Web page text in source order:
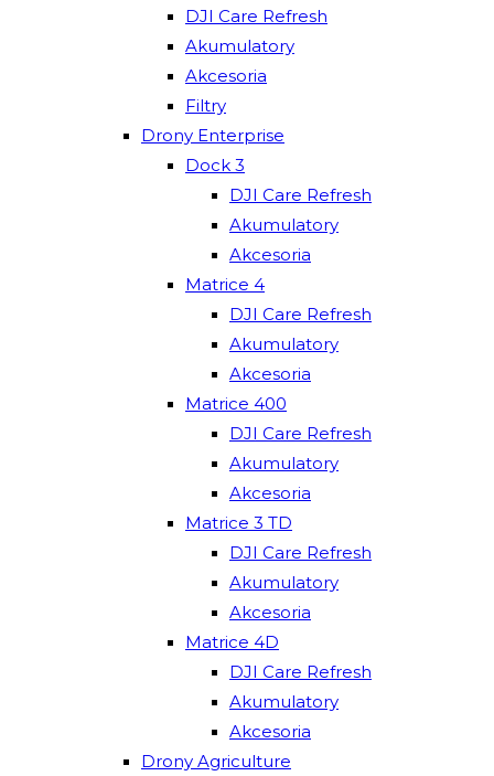
DJI Care Refresh
Akumulatory
Akcesoria
Filtry
Drony Enterprise
Dock 3
DJI Care Refresh
Akumulatory
Akcesoria
Matrice 4
DJI Care Refresh
Akumulatory
Akcesoria
Matrice 400
DJI Care Refresh
Akumulatory
Akcesoria
Matrice 3 TD
DJI Care Refresh
Akumulatory
Akcesoria
Matrice 4D
DJI Care Refresh
Akumulatory
Akcesoria
Drony Agriculture